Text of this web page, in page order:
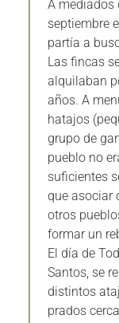
septiembre
partía a
Las fincas se
alquilaban
años. A
hatajos
grupo de
pueblo no
suficientes
que asociar
otros
formar un
El día de
Santos, se
distintos
prados